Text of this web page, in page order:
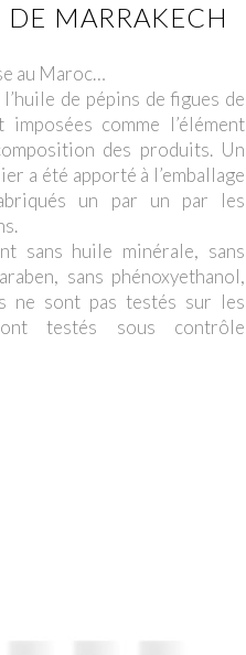
DE MARRAKECH
au Maroc…
l’huile de pépins de figues de
comme l’élément
des produits. Un
a été apporté à l’emballage
un par un par les
sans huile minérale, sans
sans phénoxyethanol,
ne sont pas testés sur les
testés sous contrôle